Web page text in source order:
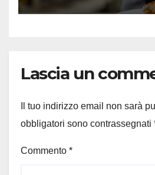
Lascia un
Il tuo indirizzo email non sarà
obbligatori sono contrassegnati
Commento *